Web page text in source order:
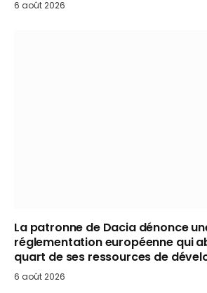
6 août 2026
La patronne de Dacia dénonce
réglementation européenne qui
quart de ses ressources de
6 août 2026